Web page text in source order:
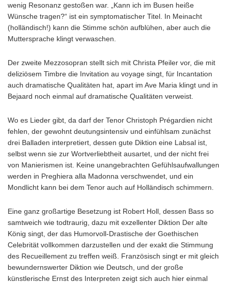
wenig Resonanz gestoßen war. „Kann ich im Busen heiße
Wünsche tragen?“ ist ein symptomatischer Titel. In Meinacht
(holländisch!) kann die Stimme schön aufblühen, aber auch die
Muttersprache klingt verwaschen.
Der zweite Mezzosopran stellt sich mit Christa Pfeiler vor, die mit
deliziösem Timbre die Invitation au voyage singt, für Incantation
auch dramatische Qualitäten hat, apart im Ave Maria klingt und in
Bejaard noch einmal auf dramatische Qualitäten verweist.
Wo es Lieder gibt, da darf der Tenor Christoph Prégardien nicht
fehlen, der gewohnt deutungsintensiv und einfühlsam zunächst
drei Balladen interpretiert, dessen gute Diktion eine Labsal ist,
selbst wenn sie zur Wortverliebtheit ausartet, und der nicht frei
von Manierismen ist. Keine unangebrachten Gefühlsaufwallungen
werden in Preghiera alla Madonna verschwendet, und ein
Mondlicht kann bei dem Tenor auch auf Holländisch schimmern.
Eine ganz großartige Besetzung ist Robert Holl, dessen Bass so
samtweich wie todtraurig, dazu mit exzellenter Diktion Der alte
König singt, der das Humorvoll-Drastische der Goethischen
Celebrität vollkommen darzustellen und der exakt die Stimmung
des Recueillement zu treffen weiß. Französisch singt er mit gleich
bewundernswerter Diktion wie Deutsch, und der große
künstlerische Ernst des Interpreten zeigt sich auch hier einmal